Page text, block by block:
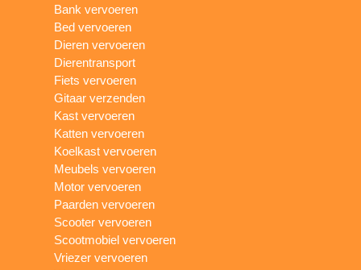
Bank vervoeren
Bed vervoeren
Dieren vervoeren
Dierentransport
Fiets vervoeren
Gitaar verzenden
Kast vervoeren
Katten vervoeren
Koelkast vervoeren
Meubels vervoeren
Motor vervoeren
Paarden vervoeren
Scooter vervoeren
Scootmobiel vervoeren
Vriezer vervoeren